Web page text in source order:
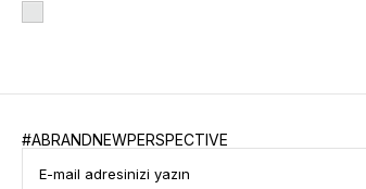
#ABRANDNEWPERSPECTIVE